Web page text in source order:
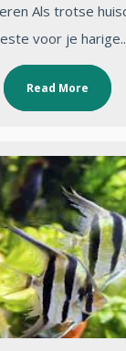
Als trotse
voor je
Read More